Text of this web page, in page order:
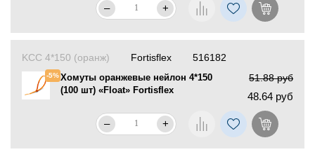
– +
516182
KCC 4*150 (оранж)
-5%Хомуты оранжевые нейлон 4*150
(100 шт) «Float» Fortisflex
51.88 руб
48.64 руб
Fortisflex
– +